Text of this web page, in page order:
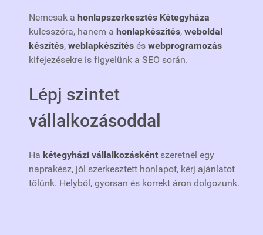
Nemcsak a honlapszerkesztés Kétegyháza
kulcsszóra, hanem a honlapkészítés, weboldal
készítés, weblapkészítés és webprogramozás
kifejezésekre is figyelünk a SEO során.
Lépj szintet
vállalkozásoddal
Ha kétegyházi vállalkozásként szeretnél egy
naprakész, jól szerkesztett honlapot, kérj ajánlatot
tőlünk. Helyből, gyorsan és korrekt áron dolgozunk.